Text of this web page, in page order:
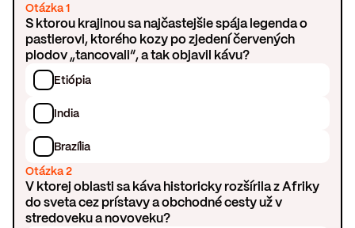
Otázka 1
S ktorou krajinou sa najčastejšie spája legenda o
pastierovi, ktorého kozy po zjedení červených
plodov „tancovali“, a tak objavil kávu?
Etiópia
India
Brazília
Otázka 2
V ktorej oblasti sa káva historicky rozšírila z Afriky
do sveta cez prístavy a obchodné cesty už v
stredoveku a novoveku?